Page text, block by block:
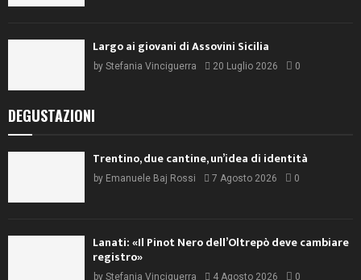
Largo ai giovani di Assovini Sicilia
by Stefania Vinciguerra 20 Luglio 2026 0
DEGUSTAZIONI
Trentino, due cantine, un’idea di identità
by Emanuele Baj Rossi 7 Agosto 2026 0
Lanati: «Il Pinot Nero dell’Oltrepò deve cambiare
registro»
by Stefania Vinciguerra 4 Agosto 2026 0